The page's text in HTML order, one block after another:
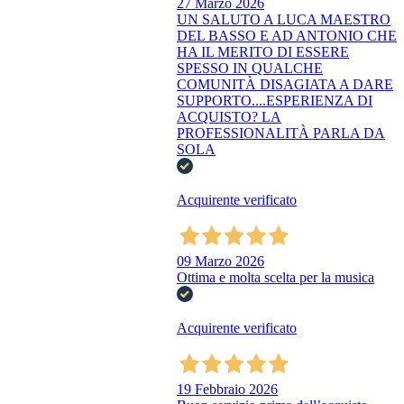
27 Marzo 2026
UN SALUTO A LUCA MAESTRO
DEL BASSO E AD ANTONIO CHE
HA IL MERITO DI ESSERE
SPESSO IN QUALCHE
COMUNITÀ DISAGIATA A DARE
SUPPORTO....ESPERIENZA DI
ACQUISTO? LA
PROFESSIONALITÀ PARLA DA
SOLA
Acquirente verificato
09 Marzo 2026
Ottima e molta scelta per la musica
Acquirente verificato
19 Febbraio 2026